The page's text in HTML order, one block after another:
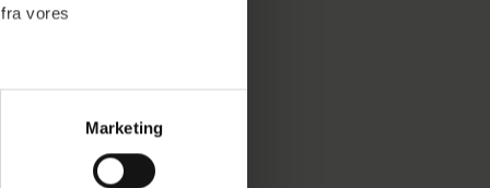
vores
indhold til dig.
Vi indsamler data
Marketing